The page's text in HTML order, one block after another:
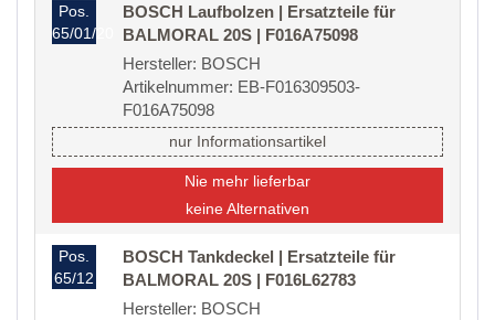
Pos.
65/01/20
BOSCH Laufbolzen | Ersatzteile für
BALMORAL 20S | F016A75098
Hersteller: BOSCH
Artikelnummer: EB-F016309503-
F016A75098
nur Informationsartikel
Nie mehr lieferbar
keine Alternativen
Pos.
65/12
BOSCH Tankdeckel | Ersatzteile für
BALMORAL 20S | F016L62783
Hersteller: BOSCH